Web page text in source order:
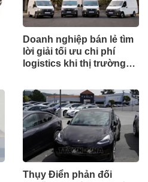
Doanh nghiệp bán lẻ tìm
lời giải tối ưu chi phí
logistics khi thị trường
Thụy Điển phản đối